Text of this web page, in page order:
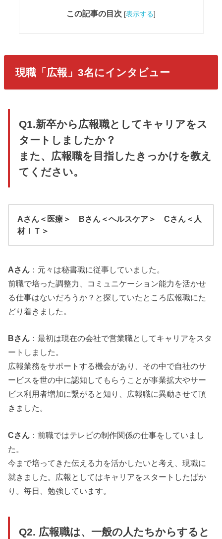
この記事の目次 [表示する]
現職「広報」3名にインタビュー
Q1.新卒から広報職としてキャリアをス
タートしましたか？
また、広報職を目指したきっかけを教え
てください。
Aさん＜医療＞ Bさん＜ヘルスケア＞ Cさん＜人
材ＩＴ＞
Aさん ：元々は秘書職に従事していました。
前職で培った調整力、コミュニケーション能力を活かせ
る仕事はないだろうか？と探していたところ広報職にた
どり着きました。
Bさん ：最初は現在の会社で営業職としてキャリアをスタ
ートしました。
広報業務をサポートする機会があり、その中で自社のサ
ービスを世の中に認知してもらうことが事業拡大やサー
ビス利用者増加に繋がると知り、広報職に異動させて頂
きました。
Cさん ：前職ではテレビの制作関係の仕事をしていまし
た。
今まで培ってきた伝える力を活かしたいと考え、現職に
就きました。広報としてはキャリアをスタートしたばか
り。毎日、勉強しています。
Q2. 広報職は、一般の人たちからすると